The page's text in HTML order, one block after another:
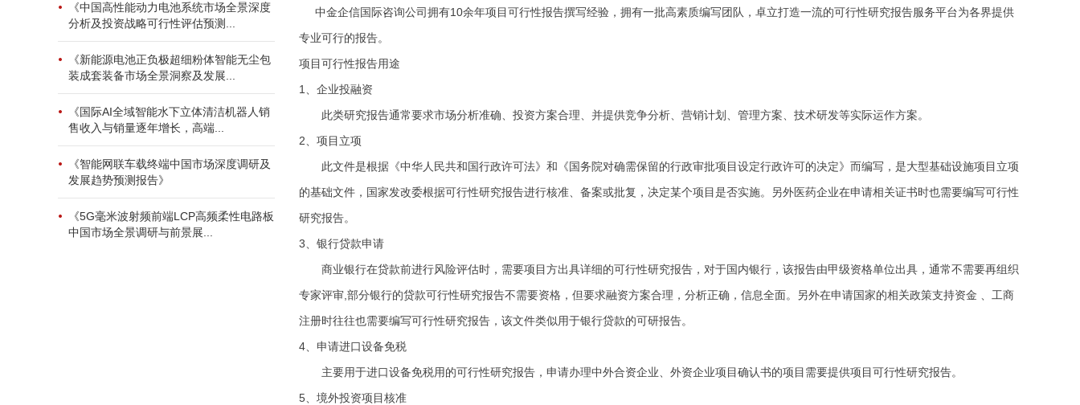
《中国高性能动力电池系统市场全景深度
分析及投资战略可行性评估预测...
《新能源电池正负极超细粉体智能无尘包
装成套装备市场全景洞察及发展...
《国际AI全域智能水下立体清洁机器人销
售收入与销量逐年增长，高端...
《智能网联车载终端中国市场深度调研及
发展趋势预测报告》
《5G毫米波射频前端LCP高频柔性电路板
中国市场全景调研与前景展...
中金企信国际咨询公司拥有10余年项目可行性报告撰写经验，拥有一批高素质编写团队，卓立打造一流的可行性研究报告服务平台为各界提供
专业可行的报告。
项目可行性报告用途
1、企业投融资
此类研究报告通常要求市场分析准确、投资方案合理、并提供竞争分析、营销计划、管理方案、技术研发等实际运作方案。
2、项目立项
此文件是根据《中华人民共和国行政许可法》和《国务院对确需保留的行政审批项目设定行政许可的决定》而编写，是大型基础设施项目立项
的基础文件，国家发改委根据可行性研究报告进行核准、备案或批复，决定某个项目是否实施。另外医药企业在申请相关证书时也需要编写可行性
研究报告。
3、银行贷款申请
商业银行在贷款前进行风险评估时，需要项目方出具详细的可行性研究报告，对于国内银行，该报告由甲级资格单位出具，通常不需要再组织
专家评审,部分银行的贷款可行性研究报告不需要资格，但要求融资方案合理，分析正确，信息全面。另外在申请国家的相关政策支持资金 、工商
注册时往往也需要编写可行性研究报告，该文件类似用于银行贷款的可研报告。
4、申请进口设备免税
主要用于进口设备免税用的可行性研究报告，申请办理中外合资企业、外资企业项目确认书的项目需要提供项目可行性研究报告。
5、境外投资项目核准